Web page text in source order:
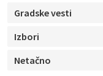
Gradske vesti
Izbori
Netačno